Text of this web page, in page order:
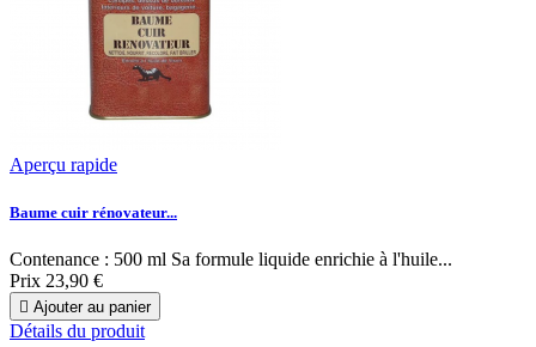
Aperçu rapide
Baume cuir rénovateur...
Contenance : 500 ml Sa formule liquide enrichie à l'huile...
Prix 23,90 €
 Ajouter au panier
Détails du produit